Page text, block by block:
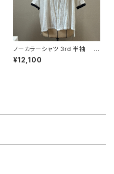
ノーカラーシャツ 3rd 半袖 白
×黒
¥12,100